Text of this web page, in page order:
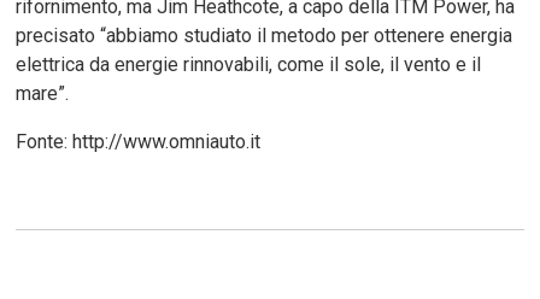
rifornimento, ma Jim Heathcote, a capo della ITM Power, ha
precisato “abbiamo studiato il metodo per ottenere energia
elettrica da energie rinnovabili, come il sole, il vento e il
mare”.
Fonte: http://www.omniauto.it